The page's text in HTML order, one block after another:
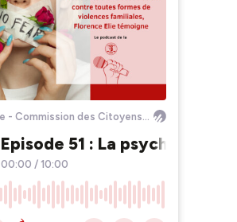
Psychiatrie - Commission des Citoyens pour les Droits de l'Homme
Episode 51 : La psychiatrie
00:00 / 10:00